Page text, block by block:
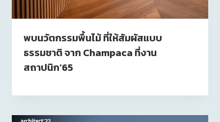
พบนวัตกรรมพื้นไม้ ที่ให้สัมผัสแบบ
ธรรมชาติ จาก Champaca ที่งาน
สถาปนิก’65